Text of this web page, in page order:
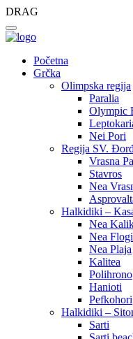
DRAG
Početna
Grčka
Olimpska regija
Paralia
Olympic
Nei Pori
Regija SV.
Vrasna
Stavros
Nea
Halkidiki –
Nea
Nea
Nea Plaja
Kalitea
Polihrono
Hanioti
Pefkohori
Halkidiki –
Sarti